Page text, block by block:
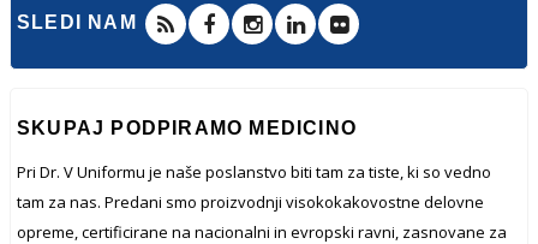
SLEDI NAM
SKUPAJ PODPIRAMO MEDICINO
Pri Dr. V Uniformu je naše poslanstvo biti tam za tiste, ki so vedno
tam za nas. Predani smo proizvodnji visokokakovostne delovne
opreme, certificirane na nacionalni in evropski ravni, zasnovane za